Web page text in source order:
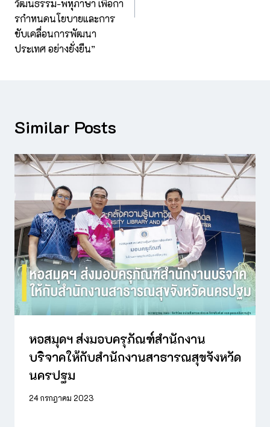
วัฒนธรรม-พหุภาษา เพื่อกา
รกําหนดนโยบายและการ
ขับเคลื่อนการพัฒนา
ประเทศ อย่างยั่งยืน”
Similar Posts
หอสมุดฯ ส่งมอบครุภัณฑ์สำนักงาน
บริจาคให้กับสำนักงานสาธารณสุขจังหวัด
นครปฐม
24 กรกฎาคม 2023